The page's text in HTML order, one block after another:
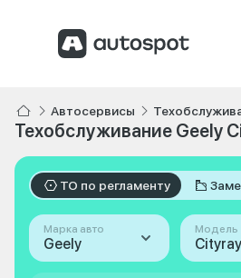
Автосервисы
Техобслуживание Geely
ТО по регламенту
Марка авто
Geely
Модель
Cityray